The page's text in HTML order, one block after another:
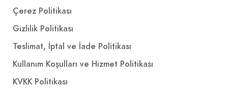
Çerez Politikası
Gizlilik Politikası
Teslimat, İptal ve İade Politikası
Kullanım Koşulları ve Hizmet Politikası
KVKK Politikası